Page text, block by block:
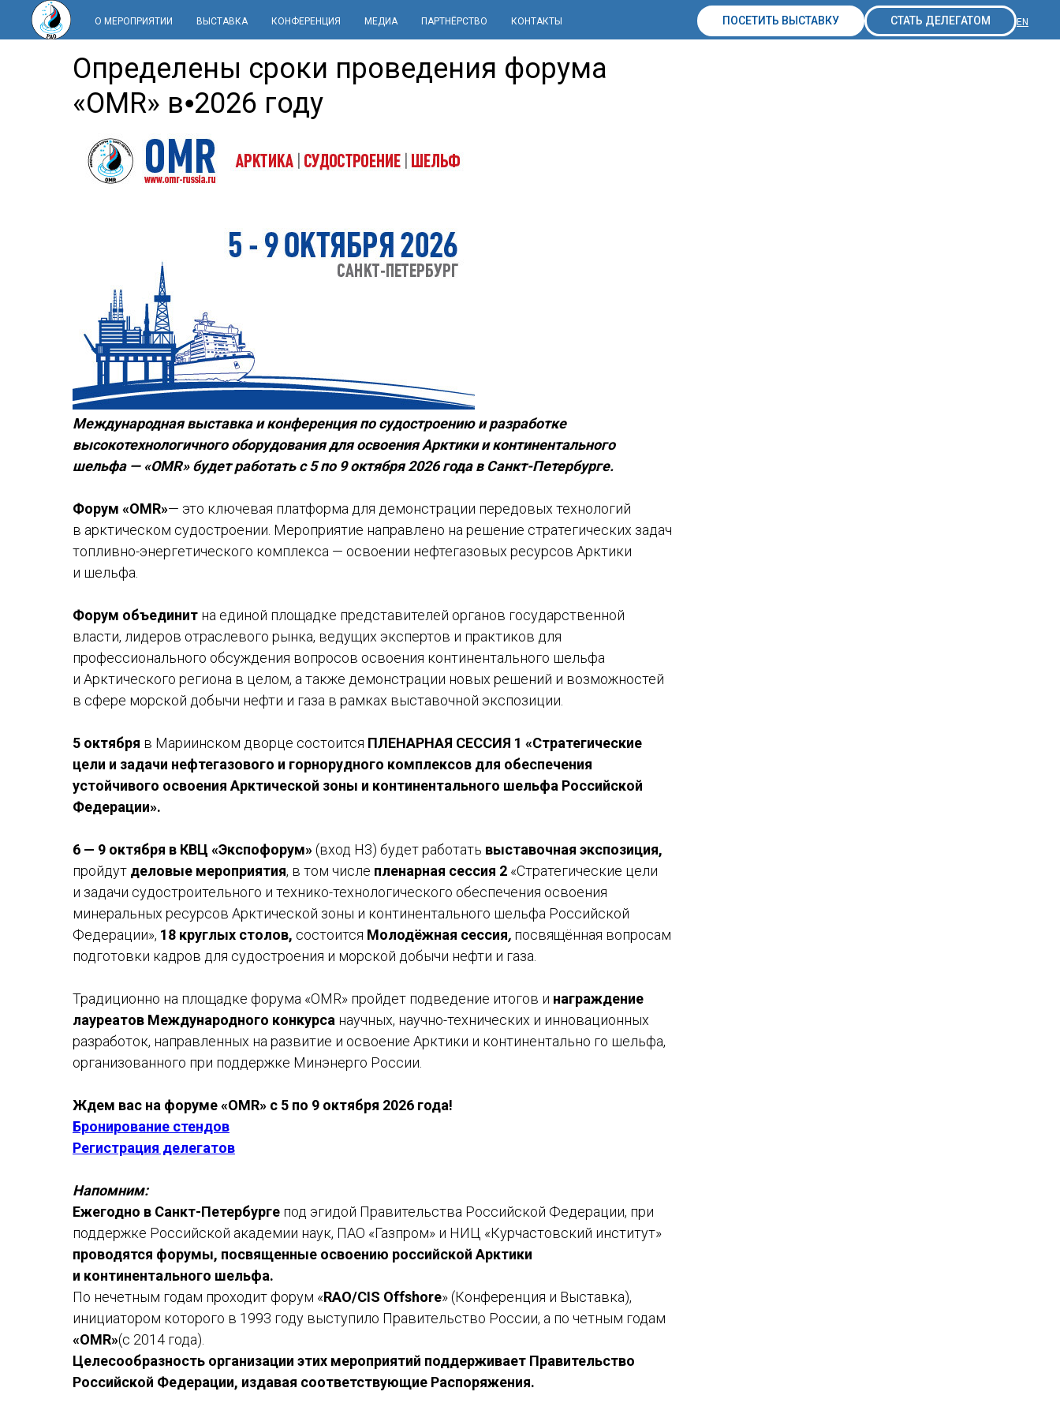
О МЕРОПРИЯТИИ ВЫСТАВКА КОНФЕРЕНЦИЯ МЕДИА ПАРТНЁРСТВО КОНТАКТЫ ПОСЕТИТЬ ВЫСТАВКУ СТАТЬ ДЕЛЕГАТОМ EN
Определены сроки проведения форума
«OMR» в⦁2026 году
Международная выставка и конференция по судостроению и разработке
высокотехнологичного оборудования для освоения Арктики и континентального
шельфа — «OMR» будет работать с 5 по 9 октября 2026 года в Санкт-Петербурге.
Форум «OMR»— это ключевая платформа для демонстрации передовых технологий
в арктическом судостроении. Мероприятие направлено на решение стратегических задач
топливно-энергетического комплекса — освоении нефтегазовых ресурсов Арктики
и шельфа.
Форум объединит на единой площадке представителей органов государственной
власти, лидеров отраслевого рынка, ведущих экспертов и практиков для
профессионального обсуждения вопросов освоения континентального шельфа
и Арктического региона в целом, а также демонстрации новых решений и возможностей
в сфере морской добычи нефти и газа в рамках выставочной экспозиции.
5 октября в Мариинском дворце состоится ПЛЕНАРНАЯ СЕССИЯ 1 «Стратегические
цели и задачи нефтегазового и горнорудного комплексов для обеспечения
устойчивого освоения Арктической зоны и континентального шельфа Российской
Федерации».
6 — 9 октября в КВЦ «Экспофорум»(вход Н3) будет работать выставочная экспозиция,
пройдут деловые мероприятия, в том числе пленарная сессия 2 «Стратегические цели
и задачи судостроительного и технико-технологического обеспечения освоения
минеральных ресурсов Арктической зоны и континентального шельфа Российской
Федерации», 18 круглых столов, состоится Молодёжная сессия, посвящённая вопросам
подготовки кадров для судостроения и морской добычи нефти и газа.
Традиционно на площадке форума «OMR» пройдет подведение итогов и награждение
лауреатов Международного конкурса научных, научно-технических и инновационных
разработок, направленных на развитие и освоение Арктики и континентально го шельфа,
организованного при поддержке Минэнерго России.
Ждем вас на форуме «OMR» с 5 по 9 октября 2026 года!
Бронирование стендов
Регистрация делегатов
Напомним:
Ежегодно в Санкт-Петербурге под эгидой Правительства Российской Федерации, при
поддержке Российской академии наук, ПАО «Газпром» и НИЦ «Курчастовский институт»
проводятся форумы, посвященные освоению российской Арктики
и континентального шельфа.
По нечетным годам проходит форум «RAO/CIS Offshore» (Конференция и Выставка),
инициатором которого в 1993 году выступило Правительство России, а по четным годам
«OMR»(с 2014 года).
Целесообразность организации этих мероприятий поддерживает Правительство
Российской Федерации, издавая соответствующие Распоряжения.